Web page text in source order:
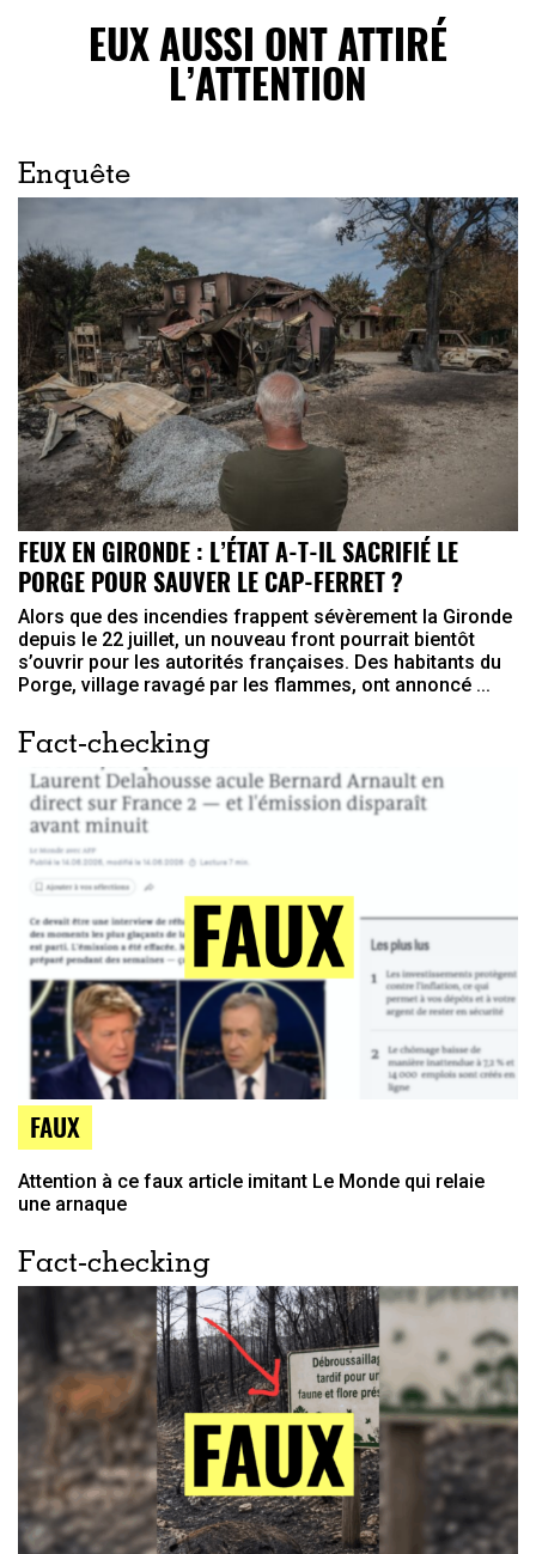
EUX AUSSI ONT ATTIRÉ
L’ATTENTION
Enquête
FEUX EN GIRONDE : L’ÉTAT A-T-IL SACRIFIÉ LE
PORGE POUR SAUVER LE CAP-FERRET ?
Alors que des incendies frappent sévèrement la Gironde
depuis le 22 juillet, un nouveau front pourrait bientôt
s’ouvrir pour les autorités françaises. Des habitants du
Porge, village ravagé par les flammes, ont annoncé ...
Fact-checking
FAUX
Attention à ce faux article imitant Le Monde qui relaie
une arnaque
Fact-checking